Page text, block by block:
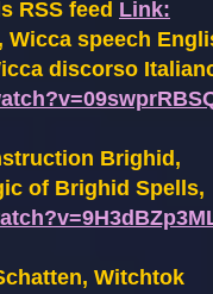
RSS feed Link:
speech
discorso
Brighid,
of Brighid Spells,
Witchtok